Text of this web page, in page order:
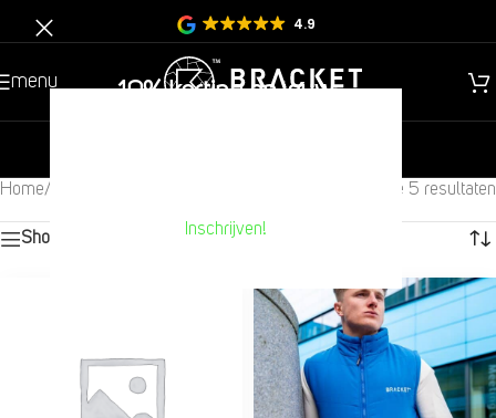
10% korting op jouw
Inschrijven!
4.9
menu
Home/ Toont alle 5 resultaten
Show sidebar